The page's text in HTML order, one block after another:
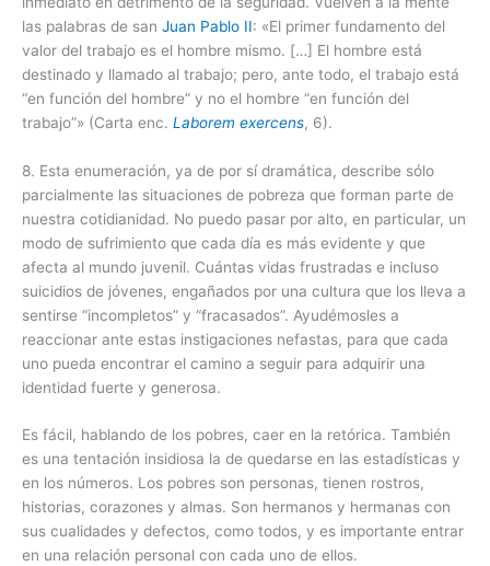
las palabras de san Juan Pablo II: «El primer fundamento del
valor del trabajo es el hombre mismo. […] El hombre está
destinado y llamado al trabajo; pero, ante todo, el trabajo está
“en función del hombre” y no el hombre “en función del
trabajo”» (Carta enc. Laborem exercens, 6).
8. Esta enumeración, ya de por sí dramática, describe sólo
parcialmente las situaciones de pobreza que forman parte de
nuestra cotidianidad. No puedo pasar por alto, en particular, un
modo de sufrimiento que cada día es más evidente y que
afecta al mundo juvenil. Cuántas vidas frustradas e incluso
suicidios de jóvenes, engañados por una cultura que los lleva a
sentirse “incompletos” y “fracasados”. Ayudémosles a
reaccionar ante estas instigaciones nefastas, para que cada
uno pueda encontrar el camino a seguir para adquirir una
identidad fuerte y generosa.
Es fácil, hablando de los pobres, caer en la retórica. También
es una tentación insidiosa la de quedarse en las estadísticas y
en los números. Los pobres son personas, tienen rostros,
historias, corazones y almas. Son hermanos y hermanas con
sus cualidades y defectos, como todos, y es importante entrar
en una relación personal con cada uno de ellos.